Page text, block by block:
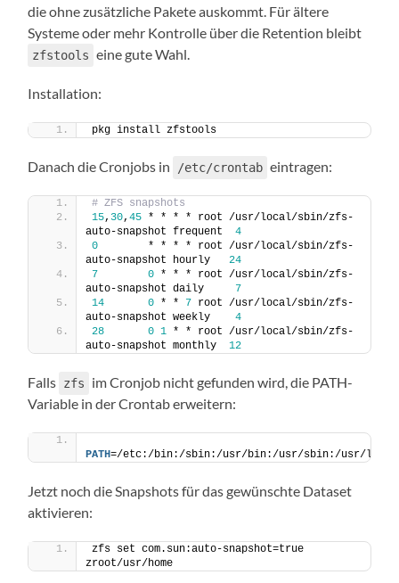
die ohne zusätzliche Pakete auskommt. Für ältere
Systeme oder mehr Kontrolle über die Retention bleibt
zfstools eine gute Wahl.
Installation:
pkg install zfstools
Danach die Cronjobs in /etc/crontab eintragen:
# ZFS snapshots
15, 30,45 * * * * root /usr/local/sbin/zfs-
auto-snapshot frequent 4
0
        * * * * root /usr/local/sbin/zfs-
auto-snapshot hourly 24
7
0 * * * root /usr/local/sbin/zfs-
auto-snapshot daily 7
14
0 * * 7 root /usr/local/sbin/zfs-
auto-snapshot weekly 4
28
0 1 * * root /usr/local/sbin/zfs-
auto-snapshot monthly 12
Falls zfs
im Cronjob nicht gefunden wird, die PATH-
Variable in der Crontab erweitern:
PATH=/etc:/bin:/sbin:/usr/bin:/usr/sbin:/usr/
Jetzt noch die Snapshots für das gewünschte Dataset
aktivieren:
zfs set com.sun:auto-snapshot=true
zroot/usr/home